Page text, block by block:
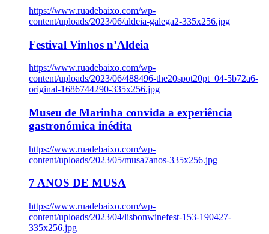
https://www.ruadebaixo.com/wp-
content/uploads/2023/06/aldeia-galega2-335x256.jpg
Festival Vinhos n’Aldeia
https://www.ruadebaixo.com/wp-
content/uploads/2023/06/488496-the20spot20pt_04-5b72a6-
original-1686744290-335x256.jpg
Museu de Marinha convida a experiência
gastronómica inédita
https://www.ruadebaixo.com/wp-
content/uploads/2023/05/musa7anos-335x256.jpg
7 ANOS DE MUSA
https://www.ruadebaixo.com/wp-
content/uploads/2023/04/lisbonwinefest-153-190427-
335x256.jpg